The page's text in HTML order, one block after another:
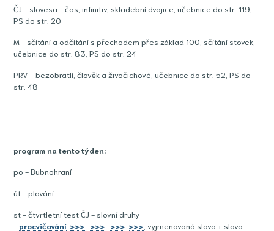
ČJ - slovesa - čas, infinitiv, skladební dvojice, učebnice do str. 119,
PS do str. 20
M - sčítání a odčítání s přechodem přes základ 100, sčítání stovek,
učebnice do str. 83, PS do str. 24
PRV - bezobratlí, člověk a živočichové, učebnice do str. 52, PS do
str. 48
program na tento týden:
po - Bubnohraní
út - plavání
st - čtvrtletní test ČJ - slovní druhy
-procvičování >>> >>> >>> >>> , vyjmenovaná slova + slova